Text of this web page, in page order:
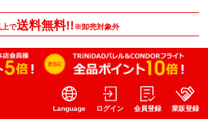
で送料無料!!※卸売対象外
Language ログイン 会員登録 業販登録